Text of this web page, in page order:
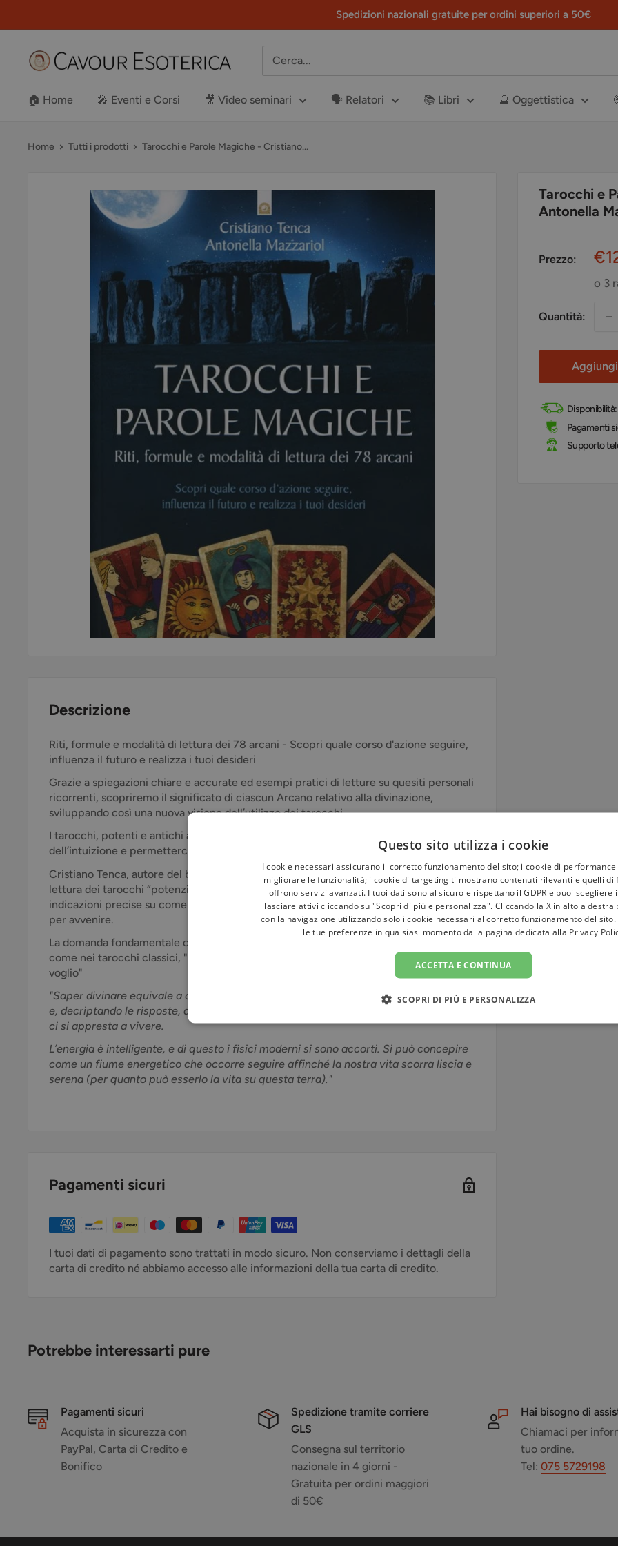
al
contenuto
Spedizioni nazionali gratuite per ordini superiori a 50€
Libreria
Esoterica
🏠 Home 🎤 Eventi e Corsi 🎥 Video seminari 🗣️ Relatori 📚 Libri 🔮 Oggettistica
Home Tutti i prodotti Tarocchi e Parole Magiche - Cristiano...
Tarocchi e
Antonella
Prezzo:
o 3
Quantità:
Pagamenti
Supporto
Descrizione
Riti, formule e modalità di lettura dei 78 arcani - Scopri quale corso d'azione seguire,
influenza il futuro e realizza i tuoi desideri
Grazie a spiegazioni chiare e accurate ed esempi pratici di letture su quesiti personali
ricorrenti, scopriremo il significato di ciascun Arcano relativo alla divinazione,
sviluppando così una nuova visione dell’utilizzo dei tarocchi.
I tarocchi, potenti e antichi archetipi universali, hanno il potere di aprire le porte
dell’intuizione e permetterci una chiara visione di dove siamo e dove stiamo andando.
Cristiano Tenca, autore del bestseller Il libro delle parole magiche, propone una
lettura dei tarocchi “potenziata” da formule magiche e semplici rituali, che ci fornirà
indicazioni precise su come agire per modificare una situazione in atto o ciò che sta
per avvenire.
La domanda fondamentale cui Tarocchi e parole magiche risponderà non sarà più,
come nei tarocchi classici, "cosa accadrà”, bensì "come posso far accadere ciò che
voglio"
"Saper divinare equivale a conoscere il linguaggio dell’energia, colloquiare con essa
e, decriptando le risposte, divenire consapevoli della realtà che si sta vivendo e che
ci si appresta a vivere.
L’energia è intelligente, e di questo i fìsici moderni si sono accorti. Si può concepire
come un fiume energetico che occorre seguire affinché la nostra vita scorra liscia e
serena (per quanto può esserlo la vita su questa terra)."
Pagamenti sicuri
I tuoi dati di pagamento sono trattati in modo sicuro. Non conserviamo i dettagli della
carta di credito né abbiamo accesso alle informazioni della tua carta di credito.
Potrebbe interessarti pure
Pagamenti sicuri
Acquista in sicurezza con
PayPal, Carta di Credito e
Bonifico
Spedizione tramite corriere
GLS
Consegna sul territorio
nazionale in 4 giorni -
Gratuita per ordini maggiori
di 50€
Hai bisogno di
Chiamaci per
tuo ordine.
Tel: 075 5729198
Questo sito utilizza i cookie
I cookie necessari assicurano il corretto funzionamento del sito; i cookie di
migliorare le funzionalità; i cookie di targeting ti mostrano contenuti rilevanti e quelli di
offrono servizi avanzati. I tuoi dati sono al sicuro e rispettano il GDPR e puoi scegliere
lasciare attivi cliccando su "Scopri di più e personalizza". Cliccando la X in alto a destra
con la navigazione utilizzando solo i cookie necessari al corretto funzionamento del
le tue preferenze in qualsiasi momento dalla pagina dedicata alla Privacy
ACCETTA E CONTINUA
SCOPRI DI PIÙ E PERSONALIZZA